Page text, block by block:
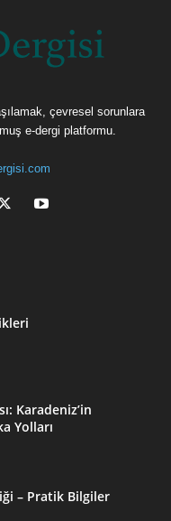
çevresel sorunlara
e-dergi platformu.
Karadeniz’in
Yolları
– Pratik Bilgiler